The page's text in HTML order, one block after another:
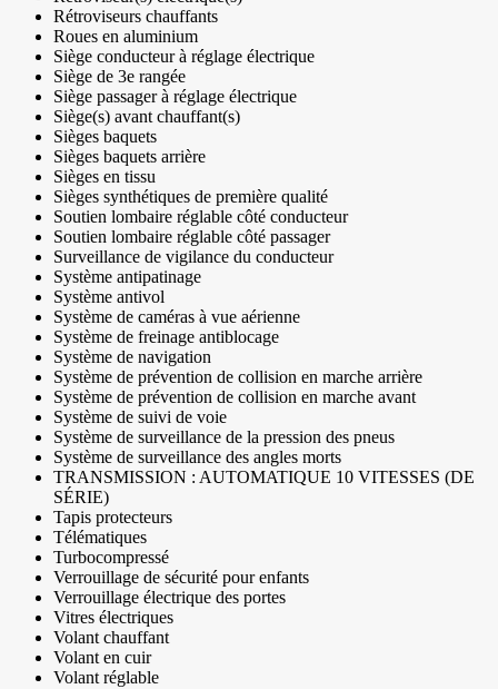
Rétroviseurs chauffants
Roues en aluminium
Siège conducteur à réglage électrique
Siège de 3e rangée
Siège passager à réglage électrique
Siège(s) avant chauffant(s)
Sièges baquets
Sièges baquets arrière
Sièges en tissu
Sièges synthétiques de première qualité
Soutien lombaire réglable côté conducteur
Soutien lombaire réglable côté passager
Surveillance de vigilance du conducteur
Système antipatinage
Système antivol
Système de caméras à vue aérienne
Système de freinage antiblocage
Système de navigation
Système de prévention de collision en marche arrière
Système de prévention de collision en marche avant
Système de suivi de voie
Système de surveillance de la pression des pneus
Système de surveillance des angles morts
TRANSMISSION : AUTOMATIQUE 10 VITESSES (DE
SÉRIE)
Tapis protecteurs
Télématiques
Turbocompressé
Verrouillage de sécurité pour enfants
Verrouillage électrique des portes
Vitres électriques
Volant chauffant
Volant en cuir
Volant réglable